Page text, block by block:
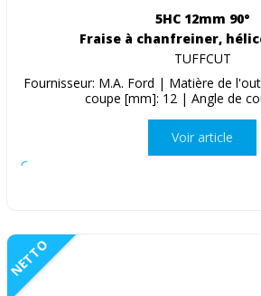
5HC 12mm 90°
Fraise à chanfreiner,
TUFFCUT
Fournisseur: M.A. Ford | Matière de
coupe [mm]: 12 | Angle de
Voir article
NETTO